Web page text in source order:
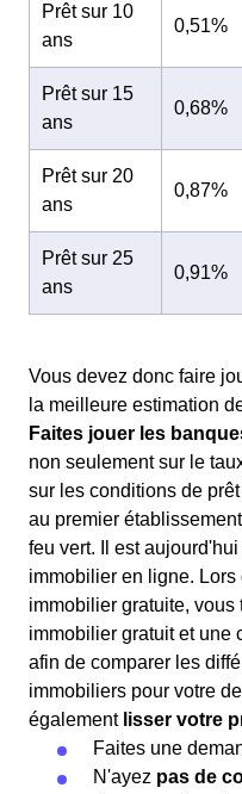
Prêt sur 10
ans
0,51%
Prêt sur 15
ans
0,68%
Prêt sur 20
ans
0,87%
Prêt sur 25
ans
0,91%
Vous devez donc faire
la meilleure estimation
Faites jouer les
non seulement sur le
sur les conditions de
au premier
feu vert. Il est
immobilier en ligne.
immobilier gratuite,
immobilier gratuit et une
afin de comparer les
immobiliers pour votre
également lisser votre
Faites une
N'ayez pas de